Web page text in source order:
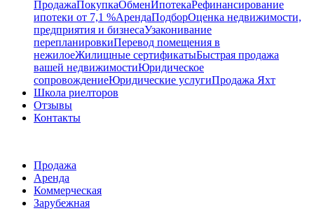
ПродажаПокупкаОбменИпотекаРефинансирование
ипотеки от 7,1 %АрендаПодборОценка недвижимости,
предприятия и бизнесаУзаконивание
перепланировкиПеревод помещения в
нежилоеЖилищные сертификатыБыстрая продажа
вашей недвижимостиЮридическое
сопровождениеЮридические услугиПродажа Яхт
Школа риелторов
Отзывы
Контакты
Продажа
Аренда
Коммерческая
Зарубежная